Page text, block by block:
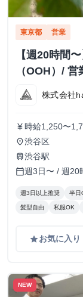
東京都 営業
【週20時間
（OOH）/
株式会社
currency_yen 時給1,250〜
place渋谷区
train渋谷駅
calendar_today週3日〜 / 週20
週3日以上推奨 半日
髪型自由 私服OK
gradeお気に入り
NEW